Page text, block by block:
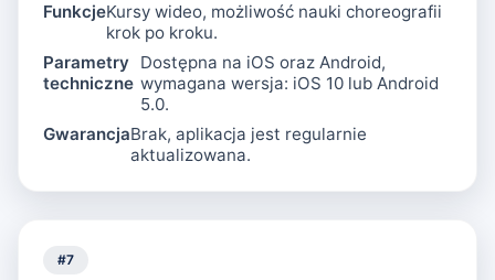
FunkcjeKursy wideo, możliwość nauki choreografii
krok po kroku.
Parametry
techniczne
Dostępna na iOS oraz Android,
wymagana wersja: iOS 10 lub Android
5.0.
GwarancjaBrak, aplikacja jest regularnie
aktualizowana.
#7